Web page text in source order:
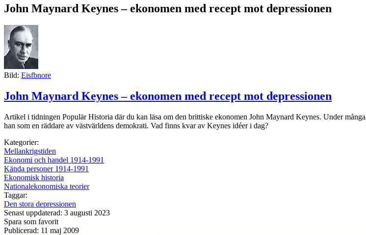
John Maynard Keynes – ekonomen med recept mot depressionen
Bild: Eisfbnore
John Maynard Keynes – ekonomen med recept mot depressionen
Artikel i tidningen Populär Historia där du kan läsa om den brittiske ekonomen John Maynard Keynes. Under
han som en räddare av västvärldens demokrati. Vad finns kvar av Keynes idéer i dag?
Kategorier:
Mellankrigstiden
Ekonomi och handel 1914-1991
Kända personer 1914-1991
Ekonomisk historia
Nationalekonomiska teorier
Taggar:
Den stora depressionen
Senast uppdaterad: 3 augusti 2023
Spara som favorit
Publicerad: 11 maj 2009